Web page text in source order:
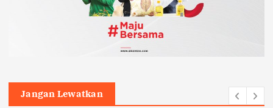
Jangan Lewatkan